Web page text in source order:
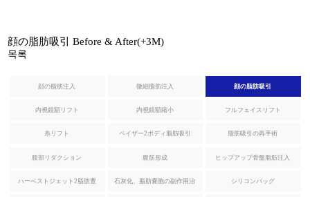
石灰化、脂肪嚢胞の副作用治療
脂肪過剰注入、異物除去
顔の脂肪吸引 Before & After(+3M)
목록
顔の脂肪注入 微細脂肪注入 顔の脂肪吸引
内視鏡額リフト 内視鏡額縮小 フルフェイスリフト
糸リフト ベイザー2ボディ脂肪吸引 脂肪吸引の再手術
腹部リダクション 腹筋形成 ヒップアップ骨盤脂肪注入
ハーベストジェット2脂肪豊 石灰化、脂肪嚢胞の副作用治 シリコンバッグ